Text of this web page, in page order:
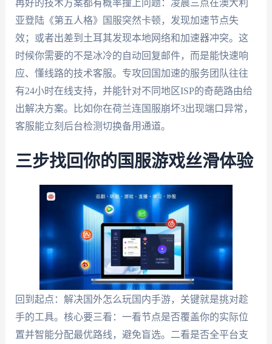
再好的技术方案都有概率撞上问题：凌晨三点在澳大利
亚登陆《第五人格》国服突然卡顿，发现加速节点失
效；或者出差到土耳其发现本地网络和加速器冲突。这
时候你需要的不是冰冷的自动回复邮件，而是能快速响
应、懂线路的技术客服。专攻回国加速的服务团队往往
有24小时在线支持，并能针对不同地区ISP的奇葩路由给
出解决方案。比如你在荷兰连国服崩坏3出现端口异常，
客服能立刻后台检测切换备用通道。
三步找回你的国服游戏丝滑体验
回到起点：解决国外怎么玩国内手游，关键就是挑对趁
手的工具。核心要三看：一看节点是否覆盖你的实际位
置并智能分配最优路线，避免盲选。二看是否全平台支